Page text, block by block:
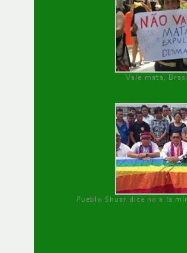
Vale mata, Brasil
Pueblo Shuar dice no a la